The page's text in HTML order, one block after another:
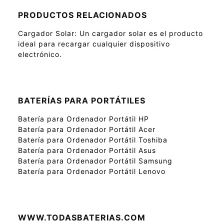
PRODUCTOS RELACIONADOS
Cargador Solar: Un cargador solar es el producto
ideal para recargar cualquier dispositivo
electrónico.
BATERÍAS PARA PORTÁTILES
Batería para Ordenador Portátil HP
Batería para Ordenador Portátil Acer
Batería para Ordenador Portátil Toshiba
Batería para Ordenador Portátil Asus
Batería para Ordenador Portátil Samsung
Batería para Ordenador Portátil Lenovo
WWW.TODASBATERIAS.COM